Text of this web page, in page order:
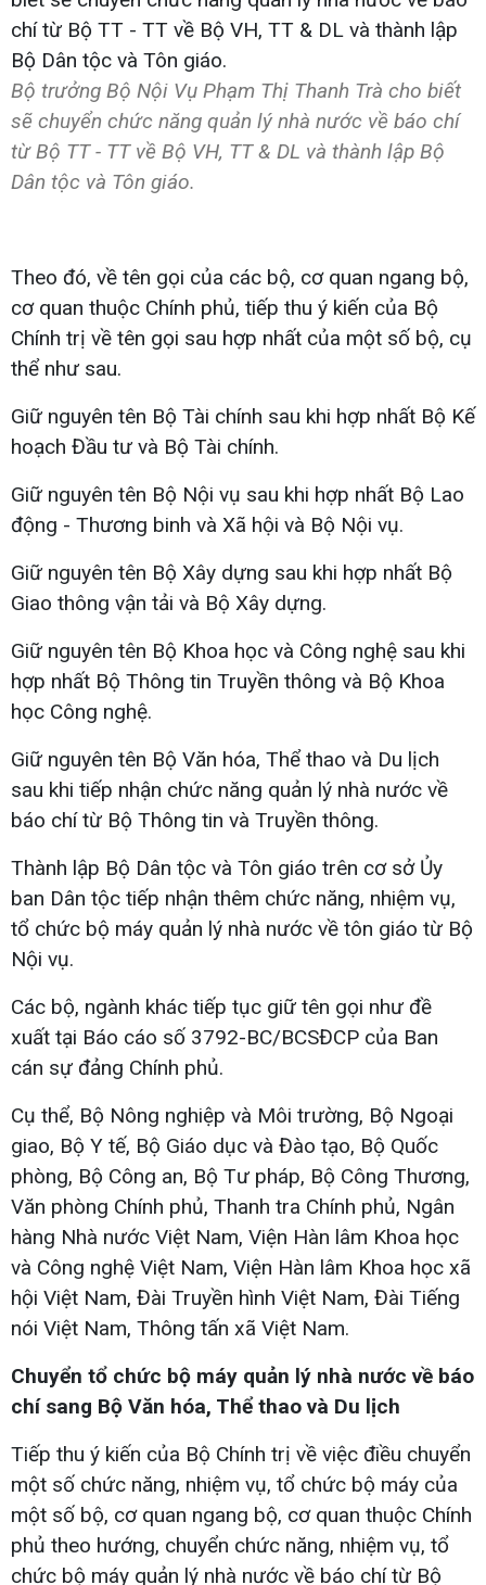
Bộ trưởng Bộ Nội Vụ Phạm Thị Thanh Trà cho biết
sẽ chuyển chức năng quản lý nhà nước về báo chí
từ Bộ TT - TT về Bộ VH, TT & DL và thành lập Bộ
Dân tộc và Tôn giáo.
Theo đó, về tên gọi của các bộ, cơ quan ngang bộ,
cơ quan thuộc Chính phủ, tiếp thu ý kiến của Bộ
Chính trị về tên gọi sau hợp nhất của một số bộ, cụ
thể như sau.
Giữ nguyên tên Bộ Tài chính sau khi hợp nhất Bộ Kế
hoạch Đầu tư và Bộ Tài chính.
Giữ nguyên tên Bộ Nội vụ sau khi hợp nhất Bộ Lao
động - Thương binh và Xã hội và Bộ Nội vụ.
Giữ nguyên tên Bộ Xây dựng sau khi hợp nhất Bộ
Giao thông vận tải và Bộ Xây dựng.
Giữ nguyên tên Bộ Khoa học và Công nghệ sau khi
hợp nhất Bộ Thông tin Truyền thông và Bộ Khoa
học Công nghệ.
Giữ nguyên tên Bộ Văn hóa, Thể thao và Du lịch
sau khi tiếp nhận chức năng quản lý nhà nước về
báo chí từ Bộ Thông tin và Truyền thông.
Thành lập Bộ Dân tộc và Tôn giáo trên cơ sở Ủy
ban Dân tộc tiếp nhận thêm chức năng, nhiệm vụ,
tổ chức bộ máy quản lý nhà nước về tôn giáo từ Bộ
Nội vụ.
Các bộ, ngành khác tiếp tục giữ tên gọi như đề
xuất tại Báo cáo số 3792-BC/BCSĐCP của Ban
cán sự đảng Chính phủ.
Cụ thể, Bộ Nông nghiệp và Môi trường, Bộ Ngoại
giao, Bộ Y tế, Bộ Giáo dục và Đào tạo, Bộ Quốc
phòng, Bộ Công an, Bộ Tư pháp, Bộ Công Thương,
Văn phòng Chính phủ, Thanh tra Chính phủ, Ngân
hàng Nhà nước Việt Nam, Viện Hàn lâm Khoa học
và Công nghệ Việt Nam, Viện Hàn lâm Khoa học xã
hội Việt Nam, Đài Truyền hình Việt Nam, Đài Tiếng
nói Việt Nam, Thông tấn xã Việt Nam.
Chuyển tổ chức bộ máy quản lý nhà nước về báo
chí sang Bộ Văn hóa, Thể thao và Du lịch
Tiếp thu ý kiến của Bộ Chính trị về việc điều chuyển
một số chức năng, nhiệm vụ, tổ chức bộ máy của
một số bộ, cơ quan ngang bộ, cơ quan thuộc Chính
phủ theo hướng, chuyển chức năng, nhiệm vụ, tổ
chức bộ máy quản lý nhà nước về báo chí từ Bộ